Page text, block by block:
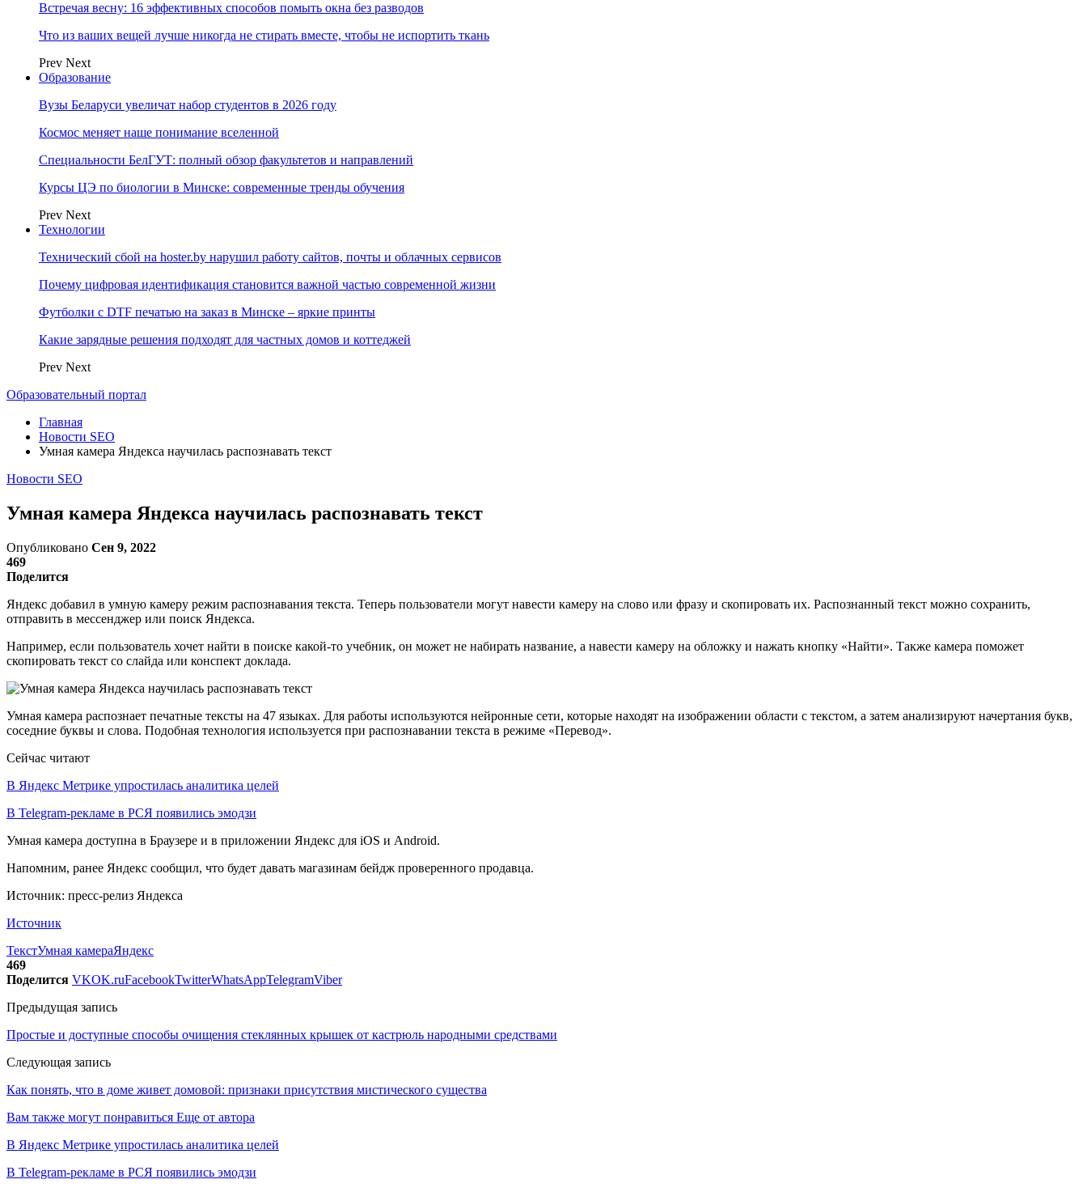
Встречая весну: 16 эффективных способов помыть окна без разводов
Что из ваших вещей лучше никогда не стирать вместе, чтобы не испортить ткань
Prev Next
Образование
Вузы Беларуси увеличат набор студентов в 2026 году
Космос меняет наше понимание вселенной
Специальности БелГУТ: полный обзор факультетов и направлений
Курсы ЦЭ по биологии в Минске: современные тренды обучения
Prev Next
Технологии
Технический сбой на hoster.by нарушил работу сайтов, почты и облачных сервисов
Почему цифровая идентификация становится важной частью современной жизни
Футболки с DTF печатью на заказ в Минске – яркие принты
Какие зарядные решения подходят для частных домов и коттеджей
Prev Next
Образовательный портал
Главная
Новости SEO
Умная камера Яндекса научилась распознавать текст
Новости SEO
Умная камера Яндекса научилась распознавать текст
Опубликовано Сен 9, 2022
469
Поделится
Яндекс добавил в умную камеру режим распознавания текста. Теперь пользователи могут навести камеру на слово или фразу и скопировать их. Распознанный текст можно сохранить,
отправить в мессенджер или поиск Яндекса.
Например, если пользователь хочет найти в поиске какой-то учебник, он может не набирать название, а навести камеру на обложку и нажать кнопку «Найти». Также камера поможет
скопировать текст со слайда или конспект доклада.
Умная камера распознает печатные тексты на 47 языках. Для работы используются нейронные сети, которые находят на изображении области с текстом, а затем анализируют начертания букв,
соседние буквы и слова. Подобная технология используется при распознавании текста в режиме «Перевод».
Сейчас читают
В Яндекс Метрике упростилась аналитика целей
В Telegram-рекламе в РСЯ появились эмодзи
Умная камера доступна в Браузере и в приложении Яндекс для iOS и Android.
Напомним, ранее Яндекс сообщил, что будет давать магазинам бейдж проверенного продавца.
Источник: пресс-релиз Яндекса
Источник
ТекстУмная камераЯндекс
469
Поделится VKOK.ruFacebookTwitterWhatsAppTelegramViber
Предыдущая запись
Простые и доступные способы очищения стеклянных крышек от кастрюль народными средствами
Следующая запись
Как понять, что в доме живет домовой: признаки присутствия мистического существа
Вам также могут понравиться Еще от автора
В Яндекс Метрике упростилась аналитика целей
В Telegram-рекламе в РСЯ появились эмодзи